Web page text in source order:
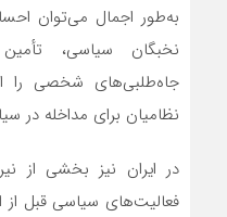
به‌طور اجمال می‌توان
نخبگان سیاسی‌،
جاه‌طلبی‌های شخصی را
نظامیان برای مداخله در
در ایران نیز بخشی از
فعالیت‌های سیاسی قبل